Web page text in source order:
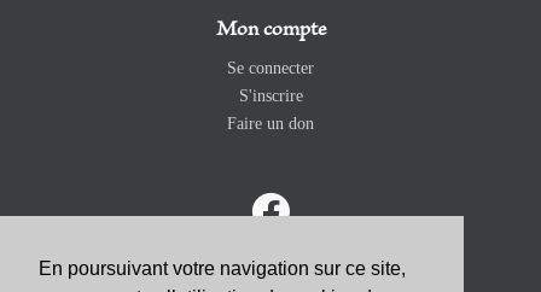
En poursuivant votre navigation sur ce site,
Mon compte
Se connecter
S'inscrire
Faire un don